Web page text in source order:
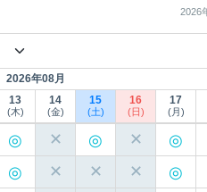
2026
2026年08月
13
(木)
14
(金)
15
(土)
16
(日)
17
(月)
✕ ✕
✕ ✕ ✕